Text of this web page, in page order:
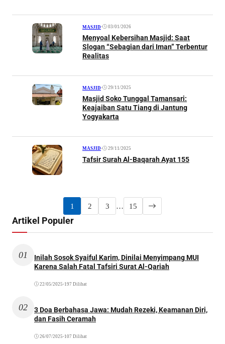
MASJID • 03/01/2026
Menyoal Kebersihan Masjid: Saat
Slogan “Sebagian dari Iman” Terbentur
Realitas
MASJID • 29/11/2025
Masjid Soko Tunggal Tamansari:
Keajaiban Satu Tiang di Jantung
Yogyakarta
MASJID • 29/11/2025
Tafsir Surah Al-Baqarah Ayat 155
1 2 3 … 15
Artikel Populer
01
Inilah Sosok Syaiful Karim, Dinilai Menyimpang MUI
Karena Salah Fatal Tafsiri Surat Al-Qariah
22/05/2025 •197 Dilihat
02
3 Doa Berbahasa Jawa: Mudah Rezeki, Keamanan Diri,
dan Fasih Ceramah
26/07/2025 •107 Dilihat